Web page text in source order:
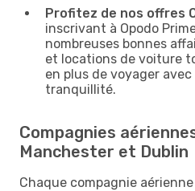
Profitez de nos offres
inscrivant à Opodo
nombreuses bonnes
et locations de voiture
en plus de voyager
tranquillité.
Compagnies
Manchester et Dublin
Chaque compagnie